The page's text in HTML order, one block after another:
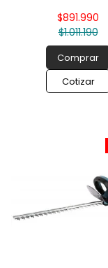
Makita
$1.011.190
$891.990
Comprar
Cotizar